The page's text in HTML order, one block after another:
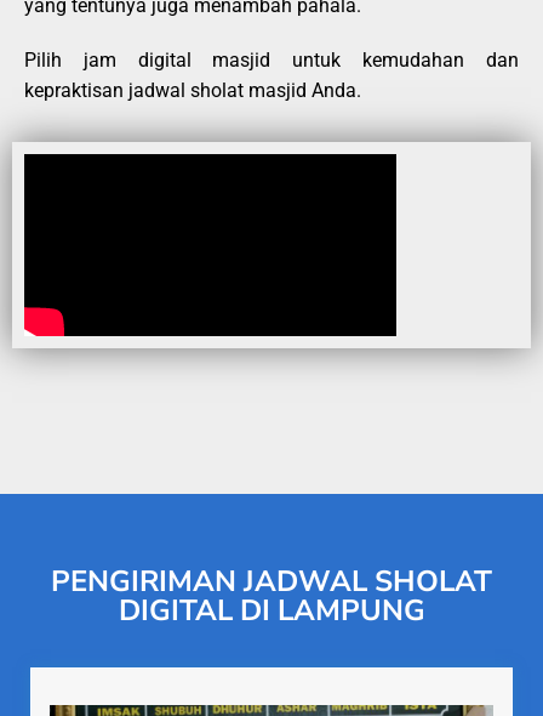
yang tentunya juga menambah pahala.
Pilih jam digital masjid untuk kemudahan dan
kepraktisan jadwal sholat masjid Anda.
PENGIRIMAN JADWAL SHOLAT
DIGITAL DI LAMPUNG